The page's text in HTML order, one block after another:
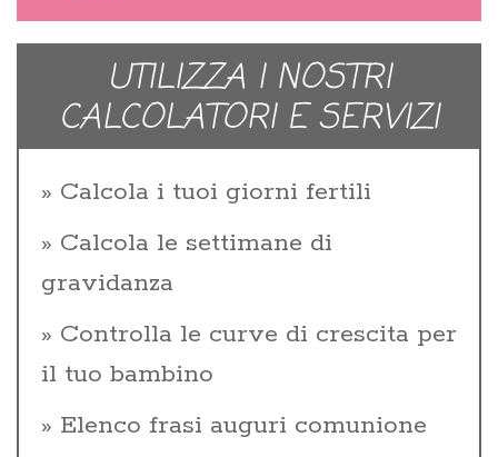
UTILIZZA I NOSTRI
CALCOLATORI E SERVIZI
Calcola i tuoi giorni fertili
Calcola le settimane di
gravidanza
Controlla le curve di crescita per
il tuo bambino
Elenco frasi auguri comunione